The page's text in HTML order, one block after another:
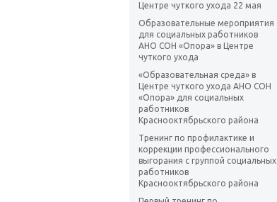
Центре чуткого ухода 22 мая
Образовательные мероприятия
для социальных работников
АНО СОН «Опора» в Центре
чуткого ухода
«Образовательная среда» в
Центре чуткого ухода АНО СОН
«Опора» для социальных
работников
Краснооктябрьского района
Тренинг по профилактике и
коррекции профессионального
выгорания с группой социальных
работников
Краснооктябрьского района